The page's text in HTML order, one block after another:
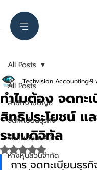
All Posts
สำนักงานบัญชี
จดทะเบียนธุรกิจ
จดทะเบียนบริษัท
ห้างหุ้นส่วนจำกัด
All Posts
ทำไมต้อง จดทะ
สิทธิประโยชน์ แ
ระบบดิจิทัล
Techvision Accounting9
ได้รับ NaN เต็ม 5
การ จดทะเบียนธุร